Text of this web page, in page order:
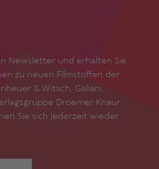
Newsletter und erhalten Sie
zu neuen Filmstoffen der
& Witsch, Galiani,
Droemer Knaur.
Sie sich jederzeit wieder